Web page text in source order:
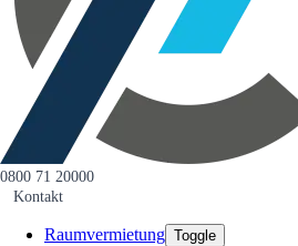
0800 71 20000
Kontakt
Raumvermietung Toggle